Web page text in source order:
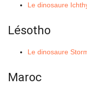
Le dinosaure
Lésotho
Le dinosaure
Maroc